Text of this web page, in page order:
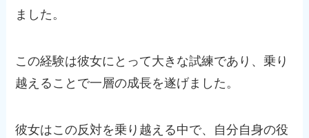
ました。
この経験は彼女にとって大きな試練であり、乗り
越えることで一層の成長を遂げました。
彼女はこの反対を乗り越える中で、自分自身の役